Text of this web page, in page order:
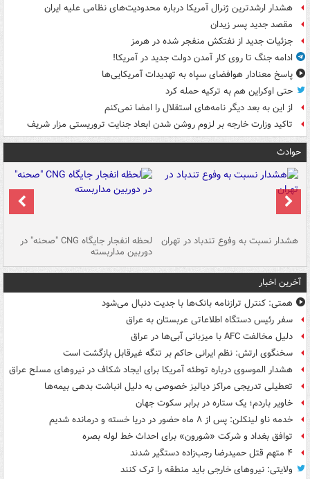
هشدار ارشدترین ژنرال آمریکا درباره محدودیت‌های نظامی علیه ایران
مقصد جدید پسر زیدان
جزئیات جدید از نفتکش منفجر شده در هرمز
ادامه جنگ تا روی کار آمدن دولت جدید در آمریکا!
پاسخ معنادار هوافضای سپاه به تهدیدات آمریکایی‌ها
حتی اوکراین هم به ترکیه حمله کرد
از این به بعد دیگر نامه‌های استقلال را امضا نمی‌کنم
تاکید وزارت خارجه بر لزوم روشن شدن ابعاد جنایت تروریستی مزار شریف
حوادث
هشدار نسبت به وفوع تندباد در تهران لحظه انفجار جایگاه CNG "صحنه" در
دوربین مداربسته
آخرین اخبار
همتی: کنترل ترازنامه بانک‌ها با جدیت دنبال می‌شود
سفر رئیس دستگاه اطلاعاتی عربستان به عراق
دلیل مخالفت AFC با میزبانی آبی‌ها در عراق
سخنگوی ارتش: نظم ایرانی حاکم بر تنگه غیرقابل بازگشت است
هشدار الموسوی درباره توطئه آمریکا برای ایجاد شکاف در نیروهای مسلح عراق
تعطیلی تدریجی مراکز دیالیز خصوصی به دلیل انباشت بدهی بیمه‌ها
خاویر باردم؛ یک ستاره در برابر سکوت جهان
خدمه ناو لینکلن: پس از ۸ ماه حضور در دریا خسته و درمانده‌ شدیم
توافق بغداد و شرکت «شورون» برای احداث خط لوله بصره
۴ متهم قتل حمیدرضا رجب‌زاده دستگیر شدند
ولایتی: نیروهای خارجی باید منطقه را ترک کنند